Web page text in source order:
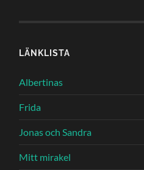
LÄNKLISTA
Albertinas
Frida
Jonas och Sandra
Mitt mirakel